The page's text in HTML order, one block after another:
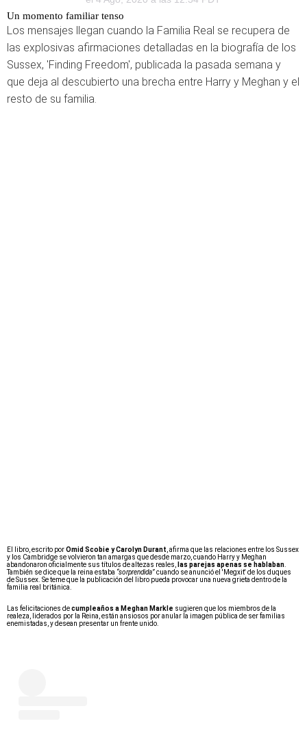
Un momento familiar tenso
Los mensajes llegan cuando la Familia Real se recupera de
las explosivas afirmaciones detalladas en la biografía de los
Sussex, 'Finding Freedom', publicada la pasada semana y
que deja al descubierto una brecha entre Harry y Meghan y el
resto de su familia.
El libro, escrito porOmid Scobie y Carolyn Durant , afirma que las relaciones entre los Sussex
y los Cambridge se volvieron tan amargas que desde marzo, cuando Harry y Meghan
abandonaron oficialmente sus títulos de altezas reales,
las parejas apenas se hablaban
También se dice que la reina estaba “sorprendida”cuando se anunció el 'Megxit' de los duques
de Sussex. Se teme que la publicación del libro pueda provocar una nueva grieta dentro de la
familia real británica.
Las felicitaciones decumpleaños a Meghan Markle sugieren que los miembros de la
realeza, liderados por la Reina, están ansiosos por anular la imagen pública de ser familias
enemistadas, y desean presentar un frente unido.